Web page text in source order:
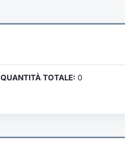
QUANTITÀ TOTALE: 0